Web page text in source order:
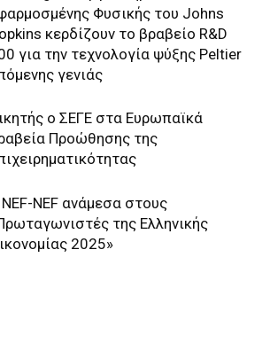
Φυσικής του Johns
κερδίζουν το βραβείο R&D
για την τεχνολογία ψύξης Peltier
γενιάς
ο ΣΕΓΕ στα Ευρωπαϊκά
Προώθησης της
NEF ανάμεσα στους
της Ελληνικής
2025»